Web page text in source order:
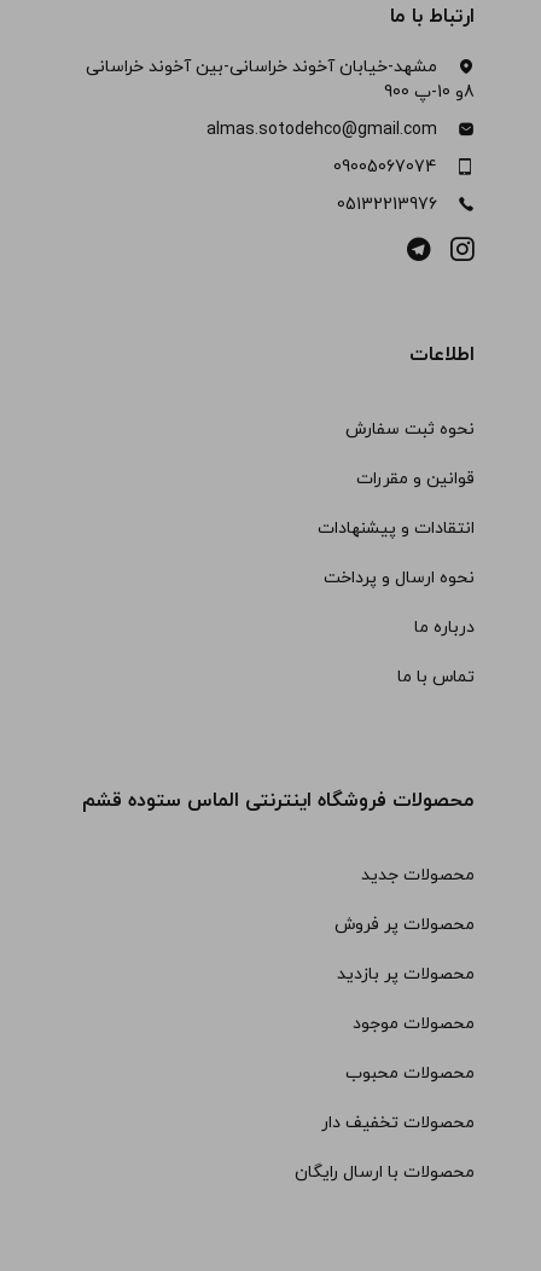
ارتباط با ما
مشهد-خیابان آخوند خراسانی-بین آخوند خراسانی
8و 10-پ 900
almas.sotodehco@gmail.com
09005067074
05132213976
اطلاعات
نحوه ثبت سفارش
قوانین و مقررات
انتقادات و پیشنهادات
نحوه ارسال و پرداخت
درباره ما
تماس با ما
محصولات فروشگاه اینترنتی الماس ستوده قشم
محصولات جدید
محصولات پر فروش
محصولات پر بازدید
محصولات موجود
محصولات محبوب
محصولات تخفیف دار
محصولات با ارسال رایگان